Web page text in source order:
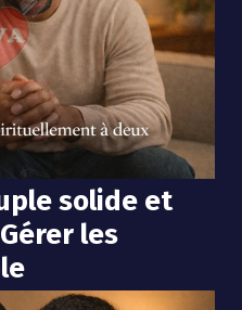
solide et
les